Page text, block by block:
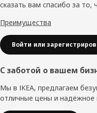
сказать вам спасибо за то,
Преимущества
Войти или
С заботой о вашем
Мы в IKEA, предлагаем
отличные цены и надёжное